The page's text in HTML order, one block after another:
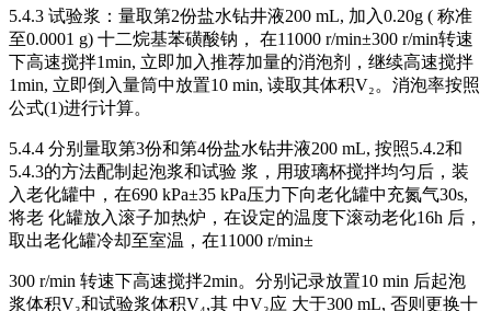
5.4.3 试验浆：量取第2份盐水钻井液200 mL, 加入0.20g ( 称准
至0.0001 g) 十二烷基苯磺酸钠， 在11000 r/min±300 r/min转速
下高速搅拌1min, 立即加入推荐加量的消泡剂，继续高速搅拌
1min, 立即倒入量筒中放置10 min, 读取其体积V₂。消泡率按照
公式(1)进行计算。
5.4.4 分别量取第3份和第4份盐水钻井液200 mL, 按照5.4.2和
5.4.3的方法配制起泡浆和试验 浆，用玻璃杯搅拌均匀后，装
入老化罐中，在690 kPa±35 kPa压力下向老化罐中充氮气30s,
将老 化罐放入滚子加热炉，在设定的温度下滚动老化16h 后，
取出老化罐冷却至室温，在11000 r/min±
300 r/min 转速下高速搅拌2min。分别记录放置10 min 后起泡
浆体积V₃和试验浆体积V₄,其 中V₃应 大于300 mL, 否则更换十